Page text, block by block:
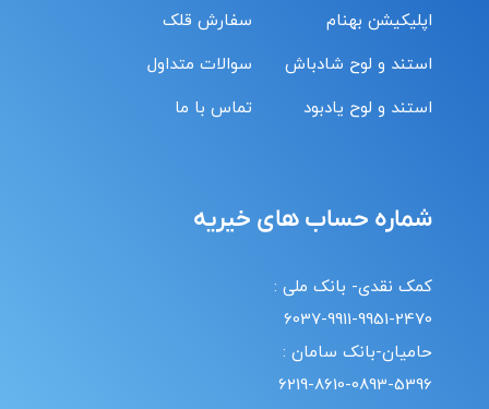
اپلیکیشن بهنام
استند و لوح شادباش
استند و لوح یادبود
سفارش قلک
سوالات متداول
تماس با ما
شماره حساب های خیریه
کمک نقدی- بانک ملی :
6037-9911-9951-2470
حامیان-بانک سامان :
6219-8610-0893-5396